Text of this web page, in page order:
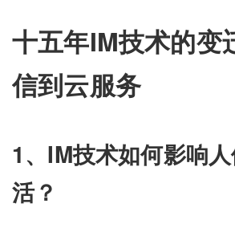
十五年IM技术的变
信到云服务
1、IM技术如何影响
活？